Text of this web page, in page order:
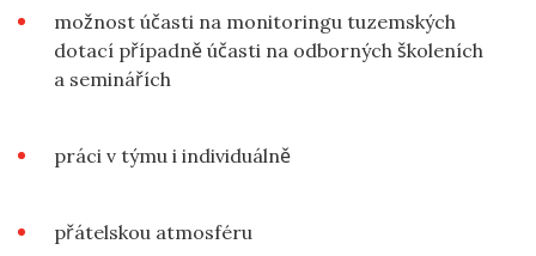
možnost účasti na monitoringu tuzemských
dotací případně účasti na odborných školeních
a seminářích
práci v týmu i individuálně
přátelskou atmosféru